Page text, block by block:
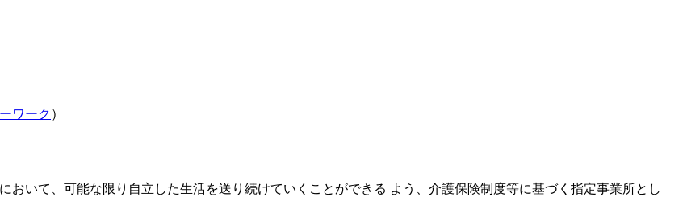
ワーク ）
いて、可能な限り自立した生活を送り続けていくことができる よう、介護保険制度等に基づく指定事業所とし